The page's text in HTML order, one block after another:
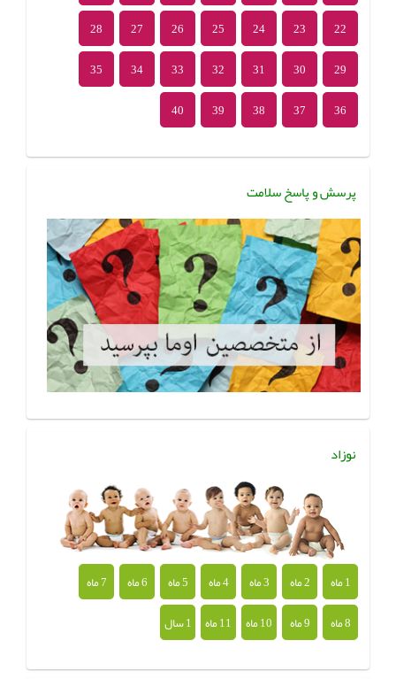
22
23
24
25
26
27
28
29
30
31
32
33
34
35
36
37
38
39
40
پرسش و پاسخ سلامت
نوزاد
1 ماه 2 ماه 3 ماه 4 ماه 5 ماه 6 ماه
7 ماه
8 ماه
9 ماه 10 ماه 11 ماه 1 سال